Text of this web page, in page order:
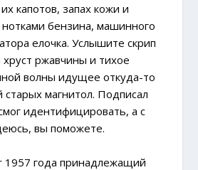
капотов, запах кожи и
бензина, машинного
елочка. Услышите скрип
ржавчины и тихое
волны идущее откуда-то
старых магнитол. Подписал
идентифицировать, а с
вы поможете.
1957 года принадлежащий